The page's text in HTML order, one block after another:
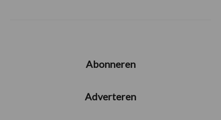
Abonneren
Adverteren